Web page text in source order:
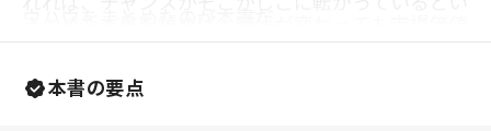
うことだ。実際、三木氏は、「『プロマネができる
人材』はどの業界でも引く手あまた」と書いてい
本書の要点